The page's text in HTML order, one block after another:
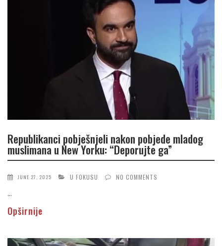
Republikanci pobješnjeli nakon pobjede mladog
muslimana u New Yorku: “Deporujte ga”
JUNE 27, 2025 U FOKUSU NO COMMENTS
...
Opširnije